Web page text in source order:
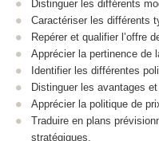
Distinguer les différents
Caractériser les différents
Repérer et qualifier l’offre
Apprécier la pertinence de
Identifier les différentes
Distinguer les avantages
Apprécier la politique de
Traduire en plans
stratégiques.